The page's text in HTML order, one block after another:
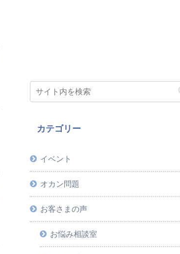
カテゴリー
イベント
オカン問題
お客さまの声
お悩み相談室